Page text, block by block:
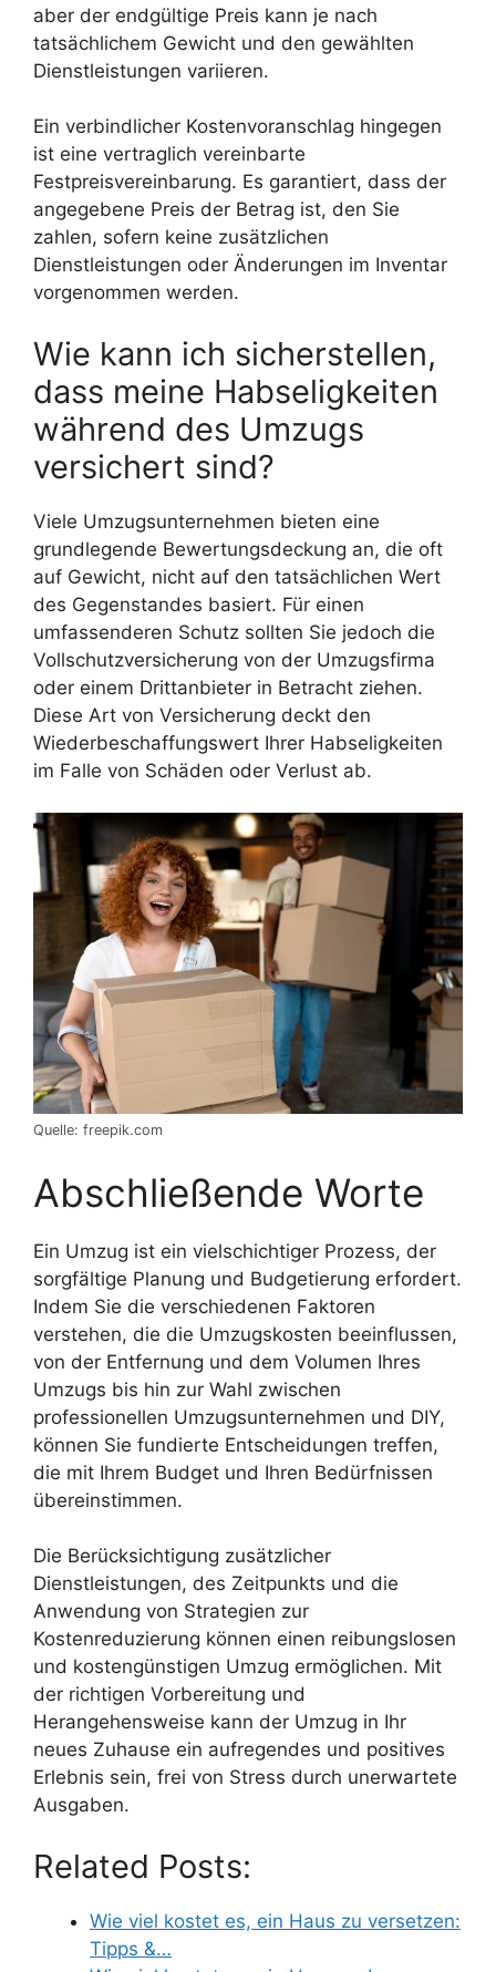
aber der endgültige Preis kann je nach
tatsächlichem Gewicht und den gewählten
Dienstleistungen variieren.
Ein verbindlicher Kostenvoranschlag hingegen
ist eine vertraglich vereinbarte
Festpreisvereinbarung. Es garantiert, dass der
angegebene Preis der Betrag ist, den Sie
zahlen, sofern keine zusätzlichen
Dienstleistungen oder Änderungen im Inventar
vorgenommen werden.
Wie kann ich sicherstellen,
dass meine Habseligkeiten
während des Umzugs
versichert sind?
Viele Umzugsunternehmen bieten eine
grundlegende Bewertungsdeckung an, die oft
auf Gewicht, nicht auf den tatsächlichen Wert
des Gegenstandes basiert. Für einen
umfassenderen Schutz sollten Sie jedoch die
Vollschutzversicherung von der Umzugsfirma
oder einem Drittanbieter in Betracht ziehen.
Diese Art von Versicherung deckt den
Wiederbeschaffungswert Ihrer Habseligkeiten
im Falle von Schäden oder Verlust ab.
Quelle: freepik.com
Abschließende Worte
Ein Umzug ist ein vielschichtiger Prozess, der
sorgfältige Planung und Budgetierung erfordert.
Indem Sie die verschiedenen Faktoren
verstehen, die die Umzugskosten beeinflussen,
von der Entfernung und dem Volumen Ihres
Umzugs bis hin zur Wahl zwischen
professionellen Umzugsunternehmen und DIY,
können Sie fundierte Entscheidungen treffen,
die mit Ihrem Budget und Ihren Bedürfnissen
übereinstimmen.
Die Berücksichtigung zusätzlicher
Dienstleistungen, des Zeitpunkts und die
Anwendung von Strategien zur
Kostenreduzierung können einen reibungslosen
und kostengünstigen Umzug ermöglichen. Mit
der richtigen Vorbereitung und
Herangehensweise kann der Umzug in Ihr
neues Zuhause ein aufregendes und positives
Erlebnis sein, frei von Stress durch unerwartete
Ausgaben.
Related Posts:
Wie viel kostet es, ein Haus zu versetzen:
Tipps &…